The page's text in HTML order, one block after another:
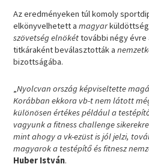
Az eredményeken túl komoly
elkönyvelhetett amagyar
szövetség elnökéttovábbi négy évre
titkáraként beválasztották a
bizottságába.
„Nyolcvan ország képviseltette
Korábban ekkora vb-t nem látott
különösen értékes például a
vagyunk a fitness challenge
mint ahogy a vk-ezüst is jól jelzi,
magyarok a testépítő és fitnesz
Huber István.